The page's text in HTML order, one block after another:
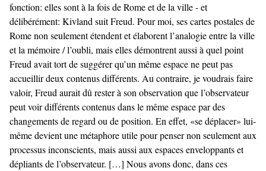
fonction: elles sont à la fois de Rome et de la ville - et
délibérément: Kivland suit Freud. Pour moi, ses cartes postales de
Rome non seulement étendent et élaborent l’analogie entre la ville
et la mémoire / l’oubli, mais elles démontrent aussi à quel point
Freud avait tort de suggérer qu’un même espace ne peut pas
accueillir deux contenus différents. Au contraire, je voudrais faire
valoir, Freud aurait dû rester à son observation que l’observateur
peut voir différents contenus dans le même espace par des
changements de regard ou de position. En effet, «se déplacer» lui-
même devient une métaphore utile pour penser non seulement aux
processus inconscients, mais aussi aux espaces enveloppants et
dépliants de l’observateur. […] Nous avons donc, dans ces